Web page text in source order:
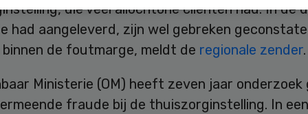
die veel allochtone cliënten had. In de
had aangeleverd, zijn wel gebreken
binnen de foutmarge, meldt de regionale zender.
Ministerie (OM) heeft zeven jaar onderzoek
fraude bij de thuiszorginstelling. In